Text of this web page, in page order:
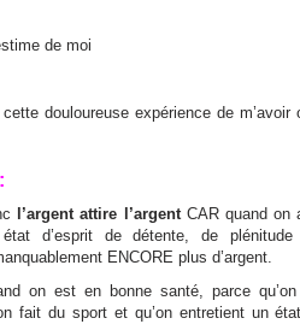
de moi
douloureuse expérience de
l’argent attire l’argent CAR quand on
d’esprit de détente, de
ENCORE plus d’argent.
on est en bonne santé, parce
fait du sport et qu’on entretient un